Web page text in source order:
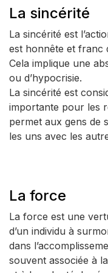
La sincérité
La sincérité est
est honnête et franc
Cela implique une
ou d’hypocrisie.
La sincérité est
importante pour les
permet aux gens de
les uns avec les
La force
La force est une
d’un individu à
dans
souvent associée à